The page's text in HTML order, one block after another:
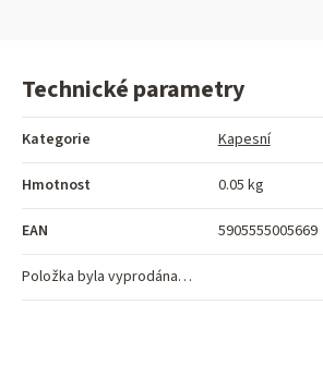
Technické parametry
Kategorie Kapesní
Hmotnost 0.05 kg
EAN 5905555005669
Položka byla vyprodána…